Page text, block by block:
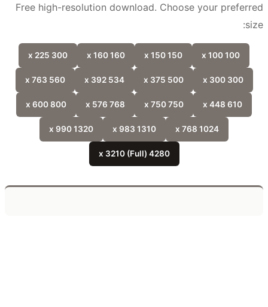
Free high-resolution download. Choose your
300 x 225
300 x 300
500 x 375
534 x 392
560 x 763
800 x 600
1024 x 768
1310 x 983
1320 x 990
4280 x 3210 (Full)